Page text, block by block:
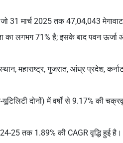
जो 31 मार्च 2025 तक 47,04,043
का लगभग 71% है; इसके बाद पवन ऊर्जा
महाराष्ट्र, गुजरात, आंध्र प्रदेश,
दोनों) में वर्षों से 9.17% की
25 तक 1.89% की CAGR वृद्धि हुई है।